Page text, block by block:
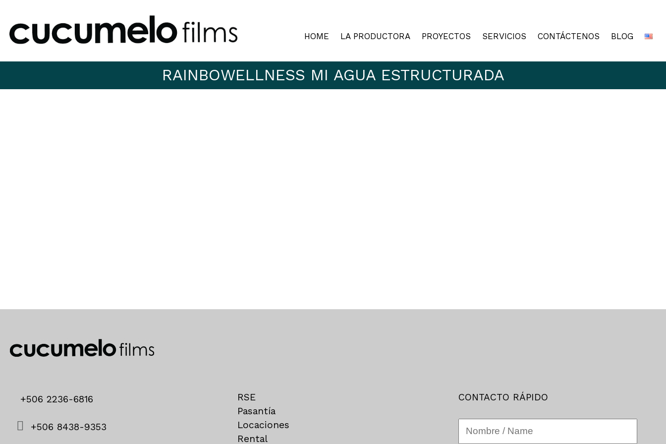
HOME LA PRODUCTORA PROYECTOS SERVICIOS CONTÁCTENOS BLOG
RAINBOWELLNESS MI AGUA ESTRUCTURADA
+506 2236-6816
+506 8438-9353
RSE
Pasantía
Locaciones
Rental
CONTACTO RÁPIDO